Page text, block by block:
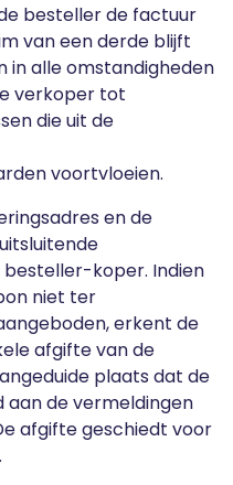
besteller de factuur
van een derde blijft
in alle omstandigheden
verkoper tot
die uit de
voortvloeien.
en de
koper. Indien
niet ter
erkent de
afgifte van de
plaats dat de
aan de vermeldingen
afgifte geschiedt voor